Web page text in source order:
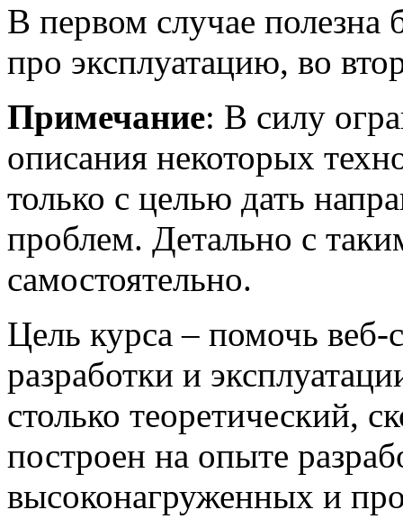
В первом случае полезна
про эксплуатацию, во
Примечание: В силу
описания некоторых
только с целью дать
проблем. Детально с
самостоятельно.
Цель курса – помочь веб-
разработки и
столько теоретический,
построен на опыте
высоконагруженных и